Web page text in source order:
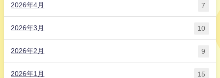
2026年4月 7
2026年3月 10
2026年2月 9
2026年1月 15